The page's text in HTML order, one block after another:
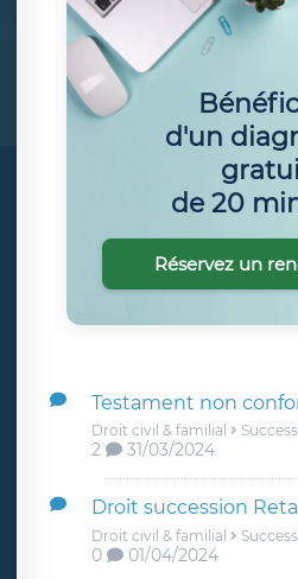
Testament non
Droit civil & familial
2 31/03/2024
Droit succession
Droit civil & familial
0 01/04/2024
d'un
de 20
Réservez un